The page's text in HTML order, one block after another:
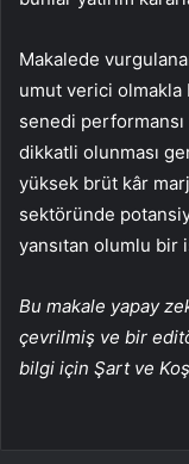
Makalede
umut verici olmakla
senedi
dikkatli olunması
yüksek brüt kâr
sektöründe
yansıtan olumlu bir
Bu makale yapay
çevrilmiş ve bir
bilgi için Şart ve